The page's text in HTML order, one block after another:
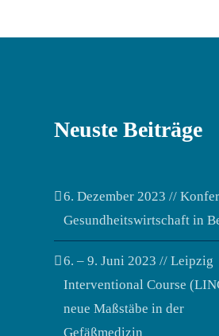
Neuste Beiträge
6. Dezember 2023 //
Gesundheitswirtschaft in
6. – 9. Juni 2023 // Leipzig
Interventional Course
neue Maßstäbe in der
Gefäßmedizin